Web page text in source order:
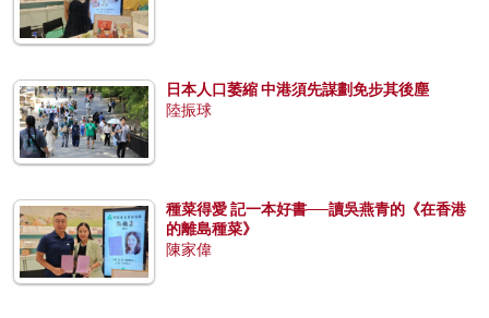
日本人口萎縮 中港須先謀劃免步其後塵
陸振球
種菜得愛 記一本好書──讀吳燕青的《在香港
的離島種菜》
陳家偉